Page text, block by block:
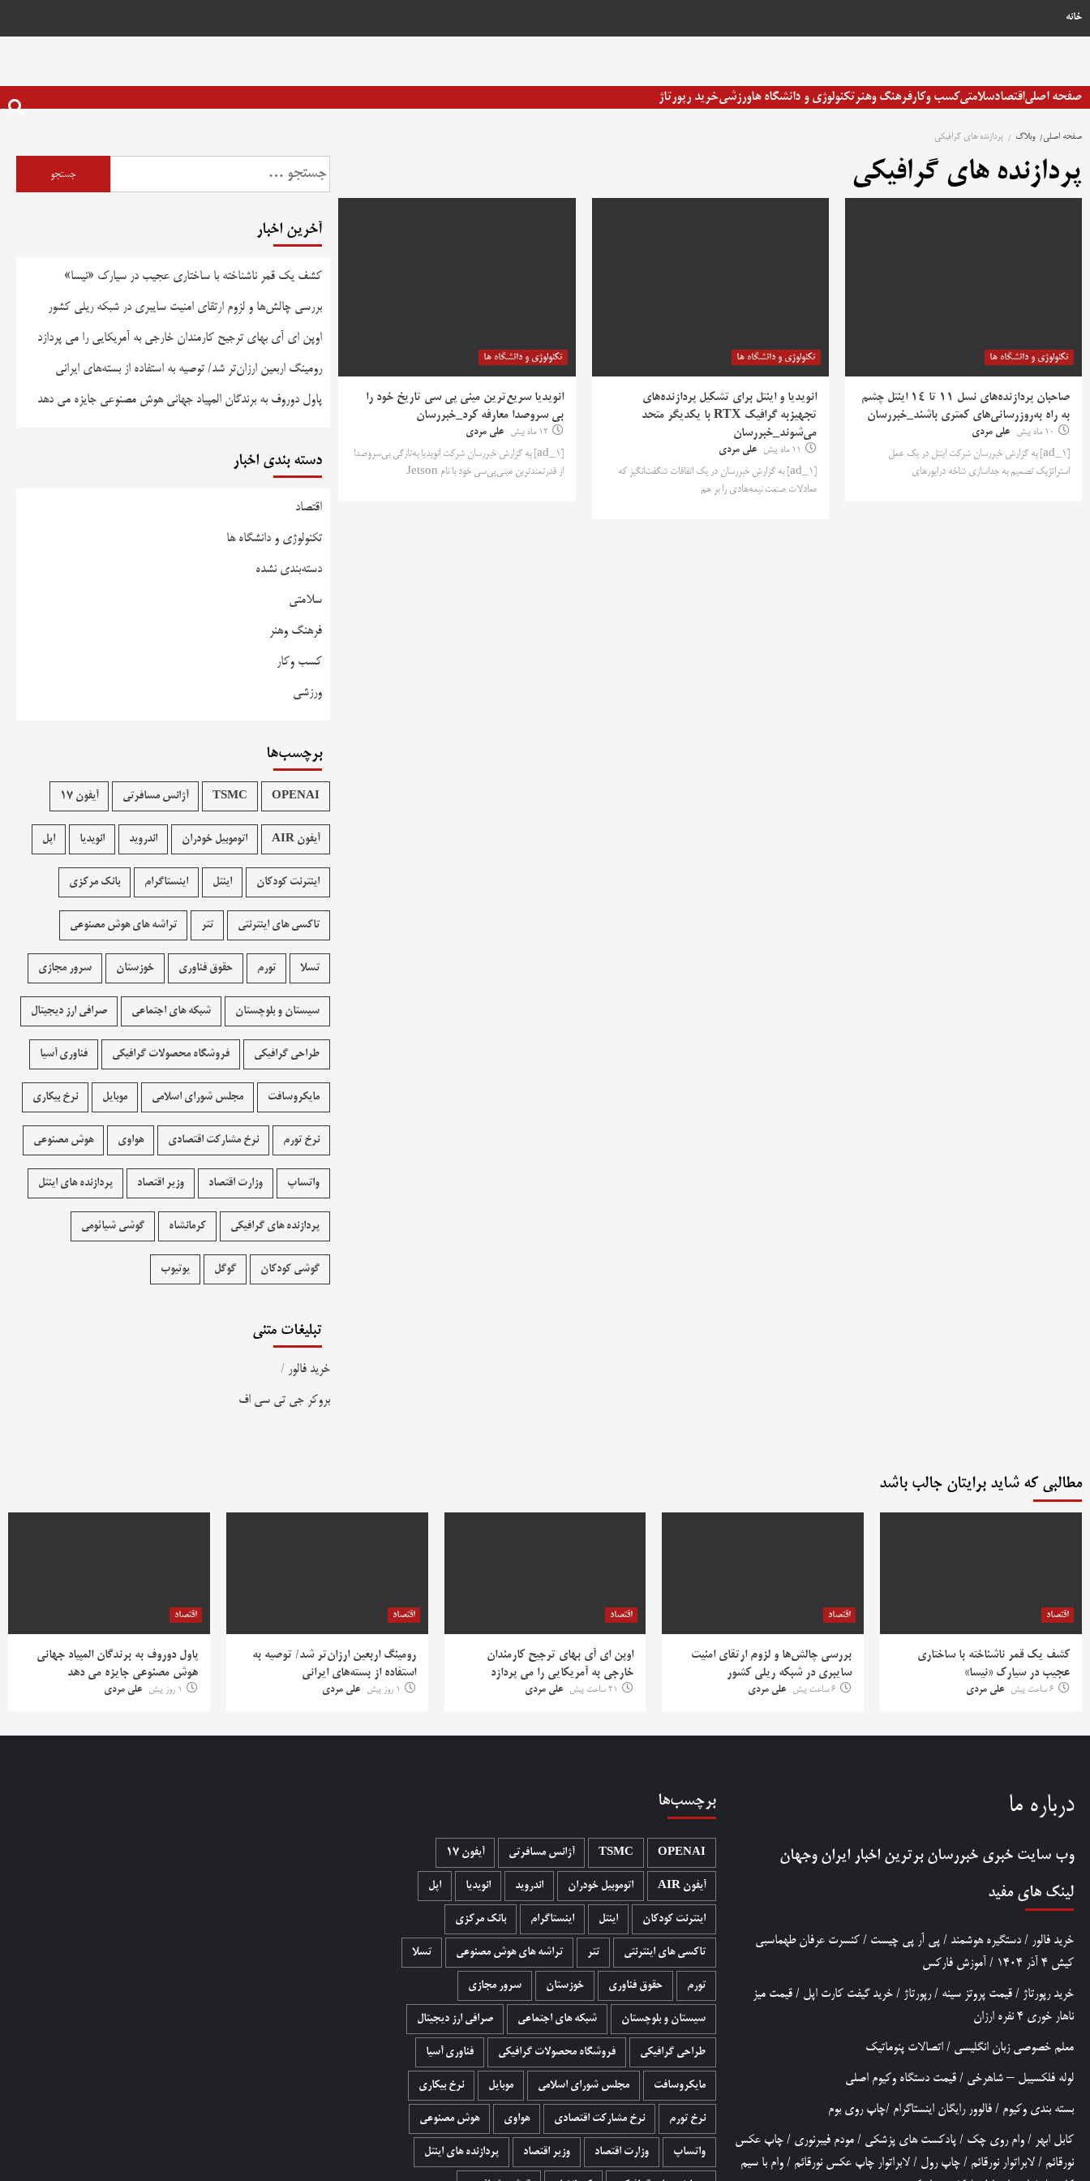
پرش
به
خانه
صفحه اصلیاقتصادسلامتیکسب وکارفرهنگ وهنرتکنولوژی و دانشگاه هاورزشیخرید رپورتاژ
صفحه اصلی وبلاگ پردازنده های گرافیکی
پردازنده های گرافیکی
تکنولوژی و دانشگاه ها
صاحبان پردازنده‌های نسل ۱۱ تا ۱۴ اینتل چشم
به راه به‌روزرسانی‌های کمتری باشند_خبررسان
10 ماه پیش علی مردی
[ad_1] به گزارش خبررسان شرکت اینتل در یک عمل
استراتژیک تصمیم به جداسازی شاخه درایورهای
تکنولوژی و دانشگاه ها
انویدیا و اینتل برای تشکیل پردازنده‌های
تجهیزبه گرافیک RTX با یکدیگر متحد
می‌شوند_خبررسان
11 ماه پیش علی مردی
[ad_1] به گزارش خبررسان در یک اتفاقات شگفت‌انگیز که
معادلات صنعت نیمه‌هادی را بر هم
تکنولوژی و دانشگاه ها
انویدیا سریع‌ترین مینی پی سی تاریخ خود را
بی سروصدا معارفه کرد_خبررسان
12 ماه پیش علی مردی
[ad_1] به گزارش خبررسان شرکت انویدیا به‌تازگی بی‌سروصدا
از قدرتمندترین مینی‌پی‌سی خود با نام Jetson
جستجو
برای:
آخرین اخبار
کشف یک قمر ناشناخته با ساختاری عجیب در سیارک «نیسا»
بررسی چالش‌ها و لزوم ارتقای امنیت سایبری در شبکه ریلی کشور
اوپن ای آی بهای ترجیح کارمندان خارجی به آمریکایی را می پردازد
رومینگ اربعین ارزان‌تر شد/ توصیه به استفاده از بسته‌های ایرانی
پاول دوروف به برندگان المپیاد جهانی هوش مصنوعی جایزه می دهد
دسته بندی اخبار
اقتصاد
تکنولوژی و دانشگاه ها
دسته‌بندی نشده
سلامتی
فرهنگ وهنر
کسب وکار
ورزشی
برچسب‌ها
OPENAI
TSMC آژانس مسافرتی آیفون 17
آیفون AIR اتوموبیل خودران اندروید انویدیا اپل
اینترنت کودکان اینتل اینستاگرام بانک مرکزی
تاکسی های اینترنتی تتر تراشه های هوش مصنوعی
تسلا تورم حقوق فناوری خوزستان سرور مجازی
سیستان و بلوچستان شبکه های اجتماعی صرافی ارز دیجیتال
طراحی گرافیکی فروشگاه محصولات گرافيکی فناوری آسیا
مایکروسافت مجلس شورای اسلامی موبایل نرخ بیکاری
نرخ تورم نرخ مشارکت اقتصادی هواوی هوش مصنوعی
واتساپ وزارت اقتصاد وزیر اقتصاد پردازنده های اینتل
پردازنده های گرافیکی کرمانشاه گوشی شیائومی
گوشی کودکان گوگل یوتیوب
تبلیغات متنی
خرید فالور /
بروکر جی تی سی اف
مطالبی که شاید برایتان جالب باشد
اقتصاد
کشف یک قمر ناشناخته با ساختاری
عجیب در سیارک «نیسا»
6 ساعت پیش علی مردی
اقتصاد
بررسی چالش‌ها و لزوم ارتقای امنیت
سایبری در شبکه ریلی کشور
6 ساعت پیش علی مردی
اقتصاد
اوپن ای آی بهای ترجیح کارمندان
خارجی به آمریکایی را می پردازد
21 ساعت پیش علی مردی
اقتصاد
رومینگ اربعین ارزان‌تر شد/ توصیه به
استفاده از بسته‌های ایرانی
1 روز پیش علی مردی
اقتصاد
پاول دوروف به برندگان المپیاد جهانی
هوش مصنوعی جایزه می دهد
1 روز پیش علی مردی
درباره ما
وب سایت خبری خبررسان برترین اخبار ایران وجهان
لینک های مفید
خرید فالور / دستگیره هوشمند / پی آر پی چیست / کنسرت عرفان طهماسبی
کیش 4 آذر 1404
/ آموزش فارکس
خرید رپورتاژ / قیمت پروتز سینه /رپورتاژ / خرید گیفت کارت اپل / قیمت میز
ناهار خوری 4 نفره ارزان
معلم خصوصی زبان انگلیسی / اتصالات پنوماتیک
لوله فلکسیبل – شاهرخی / قیمت دستگاه وکیوم اصلی
بسته بندی وکیوم / فالوور رایگان اینستاگرام /چاپ روی بوم
کابل ابهر / وام روی چک / پادکست های پزشکی / مودم فیبرنوری / چاپ عکس
نورقائم / لابراتوار نورقائم / چاپ رول / لابراتوار چاپ عکس نورقائم / وام با سیم
برچسب‌ها
OPENAI
TSMC آژانس مسافرتی آیفون 17
آیفون AIR اتوموبیل خودران اندروید انویدیا اپل
اینترنت کودکان اینتل اینستاگرام بانک مرکزی
تاکسی های اینترنتی تتر تراشه های هوش مصنوعی تسلا
تورم حقوق فناوری خوزستان سرور مجازی
سیستان و بلوچستان شبکه های اجتماعی صرافی ارز دیجیتال
طراحی گرافیکی فروشگاه محصولات گرافيکی فناوری آسیا
مایکروسافت مجلس شورای اسلامی موبایل نرخ بیکاری
نرخ تورم نرخ مشارکت اقتصادی هواوی هوش مصنوعی
واتساپ وزارت اقتصاد وزیر اقتصاد پردازنده های اینتل